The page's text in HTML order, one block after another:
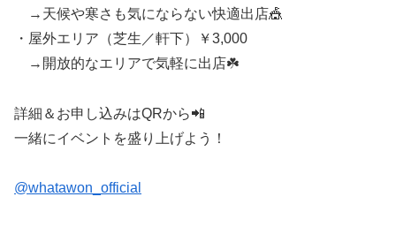
→天候や寒さも気にならない快適出店🎪
・屋外エリア（芝生／軒下）￥3,000
→開放的なエリアで気軽に出店☘️
詳細＆お申し込みはQRから📲
一緒にイベントを盛り上げよう！
@whatawon_official